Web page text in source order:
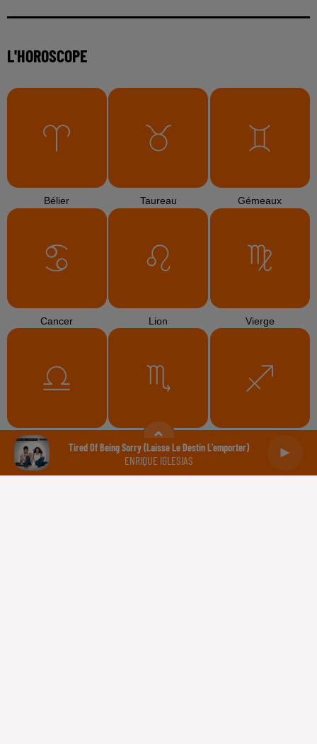
Tired Of Being Sorry (laisse Le Destin L'emporter)
ENRIQUE IGLESIAS
L'HOROSCOPE
Bélier Taureau Gémeaux
Cancer Lion Vierge
Balance Scorpion Sagittaire